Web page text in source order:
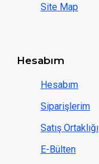
Site Map
Hesabım
Hesabım
Siparişlerim
Satış Ortaklığı
E-Bülten